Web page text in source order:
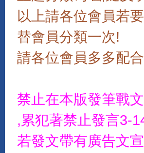
以上請各位會員若
替會員分類一次!
請各位會員多多配
禁止在本版發筆戰
,累犯著禁止發言3-
若發文帶有廣告文